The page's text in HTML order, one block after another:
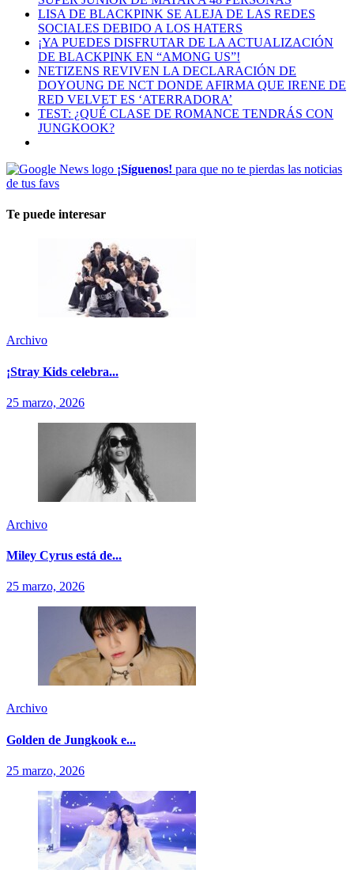
LISA DE BLACKPINK SE ALEJA DE LAS REDES
SOCIALES DEBIDO A LOS HATERS
¡YA PUEDES DISFRUTAR DE LA ACTUALIZACIÓN
DE BLACKPINK EN “AMONG US”!
NETIZENS REVIVEN LA DECLARACIÓN DE
DOYOUNG DE NCT DONDE AFIRMA QUE IRENE DE
RED VELVET ES ‘ATERRADORA’
TEST: ¿QUÉ CLASE DE ROMANCE TENDRÁS CON
JUNGKOOK?
¡Síguenos! para que no te pierdas las noticias
de tus favs
Te puede interesar
Archivo
¡Stray Kids celebra...
25 marzo, 2026
Archivo
Miley Cyrus está de...
25 marzo, 2026
Archivo
Golden de Jungkook e...
25 marzo, 2026